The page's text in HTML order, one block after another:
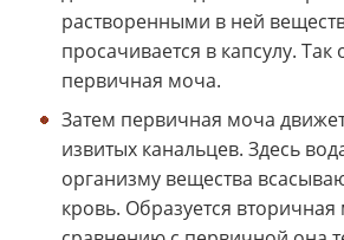
растворенными в ней
просачивается в капсулу. Так
первичная моча.
Затем первичная моча
извитых канальцев. Здесь
организму вещества
кровь. Образуется